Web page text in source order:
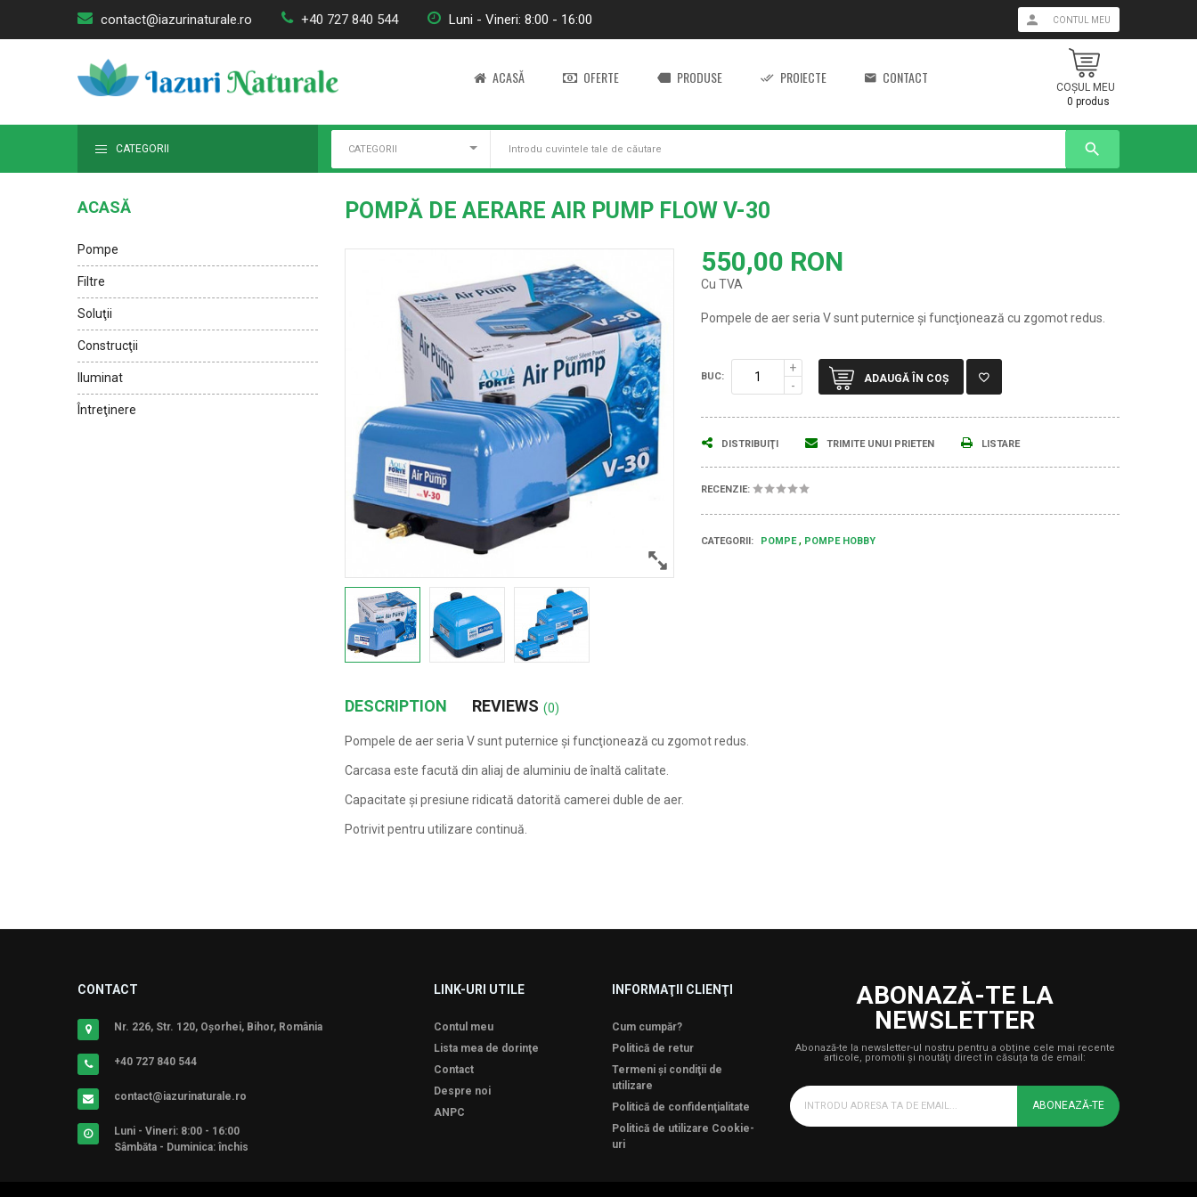
contact@iazurinaturale.ro +40 727 840 544 Luni - Vineri: 8:00 - 16:00 CONTUL MEU
ACASĂ OFERTE PRODUSE PROIECTE CONTACT
COŞUL MEU
0 produs
CATEGORII CATEGORII search
ACASĂ
Pompe
Filtre
Soluţii
Construcţii
Iluminat
Întreţinere
POMPĂ DE AERARE AIR PUMP FLOW V-30
550,00 RON
Cu TVA
Pompele de aer seria V sunt puternice şi funcţionează cu zgomot redus.
BUC: ADAUGĂ ÎN COŞ
DISTRIBUIŢI TRIMITE UNUI PRIETEN LISTARE
RECENZIE:
CATEGORII: POMPE POMPE HOBBY
DESCRIPTION REVIEWS (0)
Pompele de aer seria V sunt puternice şi funcţionează cu zgomot redus.
Carcasa este facută din aliaj de aluminiu de înaltă calitate.
Capacitate şi presiune ridicată datorită camerei duble de aer.
Potrivit pentru utilizare continuă.
CONTACT
Nr. 226, Str. 120, Oșorhei, Bihor, România
+40 727 840 544
contact@iazurinaturale.ro
Luni - Vineri: 8:00 - 16:00
Sâmbăta - Duminica: închis
LINK-URI UTILE
Contul meu
Lista mea de dorinţe
Contact
Despre noi
ANPC
INFORMAŢII CLIENŢI
Cum cumpăr?
Politică de retur
Termeni şi condiţii de
utilizare
Politică de confidenţialitate
Politică de utilizare Cookie-
uri
ABONAZĂ-TE LA
NEWSLETTER
Abonază-te la newsletter-ul nostru pentru a obține cele mai recente
articole, promotii şi noutăţi direct în căsuța ta de email:
ABONEAZĂ-TE